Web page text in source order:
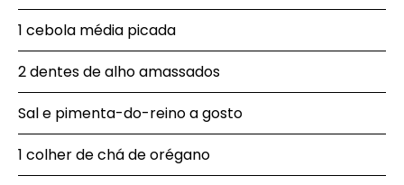
1 cebola média picada
2 dentes de alho amassados
Sal e pimenta-do-reino a gosto
1 colher de chá de orégano